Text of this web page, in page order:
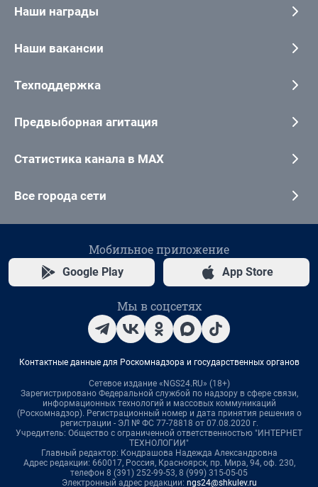
Наши награды
Наши вакансии
Техподдержка
Предвыборная агитация
Статистика канала в MAX
Все города сети
Мобильное приложение
Google Play App Store
Мы в соцсетях
Контактные данные для Роскомнадзора и государственных органов
Сетевое издание «NGS24.RU» (18+)
Зарегистрировано Федеральной службой по надзору в сфере связи,
информационных технологий и массовых коммуникаций
(Роскомнадзор). Регистрационный номер и дата принятия решения о
регистрации - ЭЛ № ФС 77-78818 от 07.08.2020 г.
Учредитель: Общество с ограниченной ответственностью "ИНТЕРНЕТ
ТЕХНОЛОГИИ"
Главный редактор: Кондрашова Надежда Александровна
Адрес редакции: 660017, Россия, Красноярск, пр. Мира, 94, оф. 230,
телефон 8 (391) 252-99-53, 8 (999) 315-05-05
Электронный адрес редакции: ngs24@shkulev.ru